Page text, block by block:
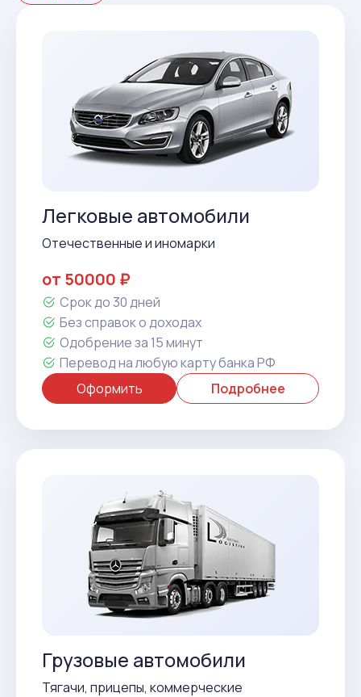
Легковые автомобили
Отечественные и иномарки
от 50000 ₽
Срок до 30 дней
Без справок о доходах
Одобрение за 15 минут
Перевод на любую карту банка РФ
Оформить
Подробнее
Грузовые автомобили
Тягачи, прицепы, коммерческие